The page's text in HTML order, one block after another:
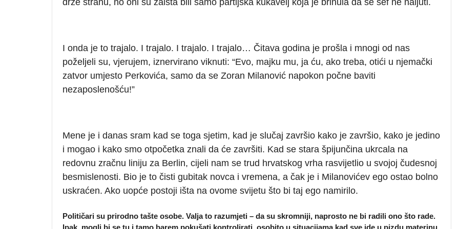
I onda je to trajalo. I trajalo. I trajalo. I trajalo… Čitava godina je prošla i mnogi od nas
poželjeli su, vjerujem, iznervirano viknuti: “Evo, majku mu, ja ću, ako treba, otići u njemački
zatvor umjesto Perkovića, samo da se Zoran Milanović napokon počne baviti
nezaposlenošću!”
Mene je i danas sram kad se toga sjetim, kad je slučaj završio kako je završio, kako je jedino
i mogao i kako smo otpočetka znali da će završiti. Kad se stara špijunčina ukrcala na
redovnu zračnu liniju za Berlin, cijeli nam se trud hrvatskog vrha rasvijetlio u svojoj čudesnoj
besmislenosti. Bio je to čisti gubitak novca i vremena, a čak je i Milanovićev ego ostao bolno
uskraćen. Ako uopće postoji išta na ovome svijetu što bi taj ego namirilo.
Političari su prirodno tašte osobe. Valja to razumjeti – da su skromniji, naprosto ne bi radili ono što rade.
Ipak, mogli bi se tu i tamo barem pokušati kontrolirati, osobito u situacijama kad sve ide u pizdu materinu.